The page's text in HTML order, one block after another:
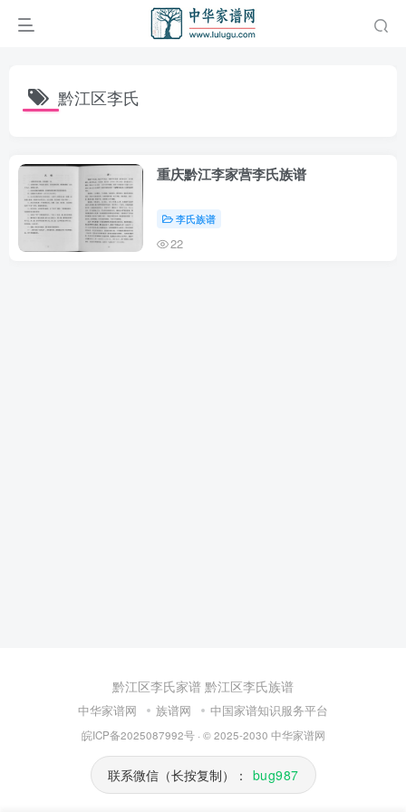
黔江区李氏
重庆黔江李家营李氏族谱
李氏族谱
22
黔江区李氏家谱 黔江区李氏族谱
中华家谱网 族谱网 中国家谱知识服务平台
皖ICP备2025087992号· © 2025-2030 中华家谱网
联系微信（长按复制）： bug987